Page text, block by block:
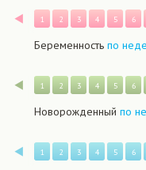
Назад
1 2 3 4 5 6
Беременность по
Назад
1 2 3 4 5 6
Новорожденный по
Назад
1 2 3 4 5 6